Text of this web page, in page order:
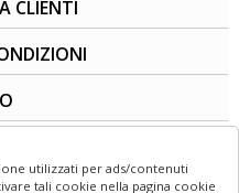
CLIENTI
utilizzati per ads/contenuti
tali cookie nella pagina cookie